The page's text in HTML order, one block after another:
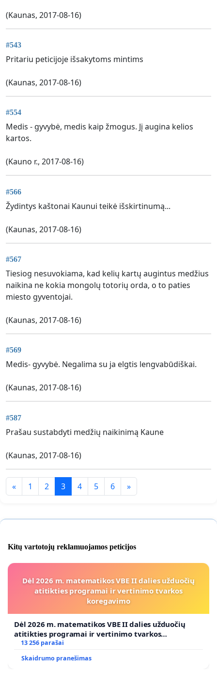
(Kaunas, 2017-08-16)
#543
Pritariu peticijoje išsakytoms mintims
(Kaunas, 2017-08-16)
#554
Medis - gyvybė, medis kaip žmogus. Jį augina kelios
kartos.
(Kauno r., 2017-08-16)
#566
Žydintys kaštonai Kaunui teikė išskirtinumą...
(Kaunas, 2017-08-16)
#567
Tiesiog nesuvokiama, kad kelių kartų augintus medžius
naikina ne kokia mongolų totorių orda, o to paties
miesto gyventojai.
(Kaunas, 2017-08-16)
#569
Medis- gyvybė. Negalima su ja elgtis lengvabūdiškai.
(Kaunas, 2017-08-16)
#587
Prašau sustabdyti medžių naikinimą Kaune
(Kaunas, 2017-08-16)
« 1 2 3 4 5 6 »
Kitų vartotojų reklamuojamos peticijos
Dėl 2026 m. matematikos VBE II dalies užduočių
atitikties programai ir vertinimo tvarkos
koregavimo
Dėl 2026 m. matematikos VBE II dalies užduočių
atitikties programai ir vertinimo tvarkos
koregavimo
13 256 parašai
Skaidrumo pranešimas